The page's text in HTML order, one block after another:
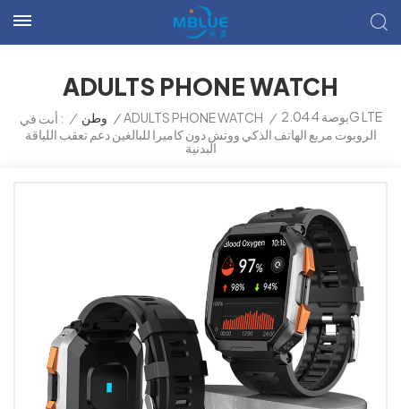
ADULTS PHONE WATCH
أنت في : / وطن / ADULTS PHONE WATCH / 2.04 بوصة 4G LTE
الروبوت مربع الهاتف الذكي ووتش دون كاميرا للبالغين دعم تعقب اللياقة
البدنية